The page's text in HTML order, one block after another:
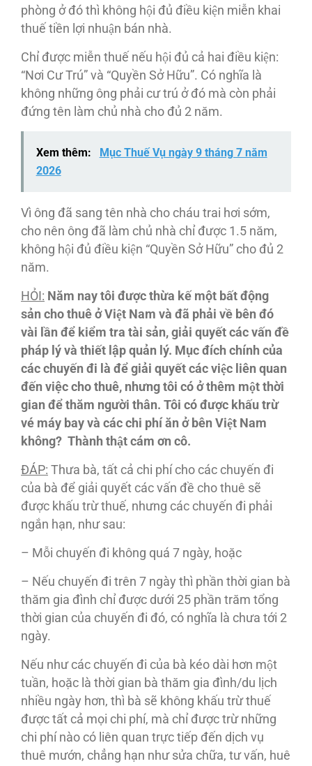
phòng ở đó thì không hội đủ điều kiện miễn khai
thuế tiền lợi nhuận bán nhà.
Chỉ được miễn thuế nếu hội đủ cả hai điều kiện:
“Nơi Cư Trú” và “Quyền Sở Hữu”. Có nghĩa là
không những ông phải cư trú ở đó mà còn phải
đứng tên làm chủ nhà cho đủ 2 năm.
Xem thêm:
Mục Thuế Vụ ngày 9 tháng 7 năm
2026
Vì ông đã sang tên nhà cho cháu trai hơi sớm,
cho nên ông đã làm chủ nhà chỉ được 1.5 năm,
không hội đủ điều kiện “Quyền Sở Hữu” cho đủ 2
năm.
HỎI: Năm nay tôi được thừa kế một bất động
sản cho thuê ở Việt Nam và đã phải về bên đó
vài lần để kiểm tra tài sản, giải quyết các vấn đề
pháp lý và thiết lập quản lý. Mục đích chính của
các chuyến đi là để giải quyết các việc liên quan
đến việc cho thuê, nhưng tôi có ở thêm một thời
gian để thăm người thân. Tôi có được khấu trừ
vé máy bay và các chi phí ăn ở bên Việt Nam
không? Thành thật cám ơn cô.
ĐÁP: Thưa bà, tất cả chi phí cho các chuyến đi
của bà để giải quyết các vấn đề cho thuê sẽ
được khấu trừ thuế, nhưng các chuyến đi phải
ngắn hạn, như sau:
– Mỗi chuyến đi không quá 7 ngày, hoặc
– Nếu chuyến đi trên 7 ngày thì phần thời gian bà
thăm gia đình chỉ được dưới 25 phần trăm tổng
thời gian của chuyến đi đó, có nghĩa là chưa tới 2
ngày.
Nếu như các chuyến đi của bà kéo dài hơn một
tuần, hoặc là thời gian bà thăm gia đình/du lịch
nhiều ngày hơn, thì bà sẽ không khấu trừ thuế
được tất cả mọi chi phí, mà chỉ được trừ những
chi phí nào có liên quan trực tiếp đến dịch vụ
thuê mướn, chẳng hạn như sửa chữa, tư vấn, huê